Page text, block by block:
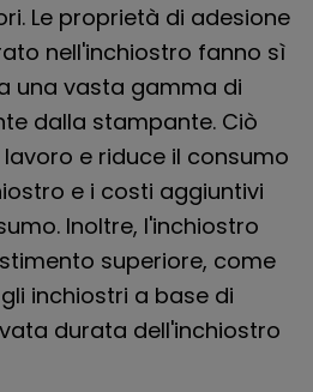
Le proprietà di adesione
nell'inchiostro fanno sì
una vasta gamma di
dalla stampante. Ciò
e riduce il consumo
e i costi aggiuntivi
Inoltre, l'inchiostro
superiore, come
inchiostri a base di
durata dell'inchiostro